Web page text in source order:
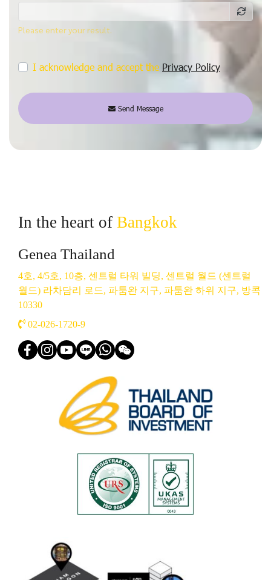
Please enter your result.
I acknowledge and accept the Privacy Policy
Send Message
In the heart of Bangkok
Genea Thailand
4호, 4/5호, 10층, 센트럴 타워 빌딩, 센트럴 월드 (센트럴
월드) 라차담리 로드, 파툼완 지구, 파툼완 하위 지구, 방콕
10330
02-026-1720-9